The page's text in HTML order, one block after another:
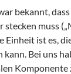
bekannt,
stecken muss („
Einheit ist es,
Bei uns
Komponente